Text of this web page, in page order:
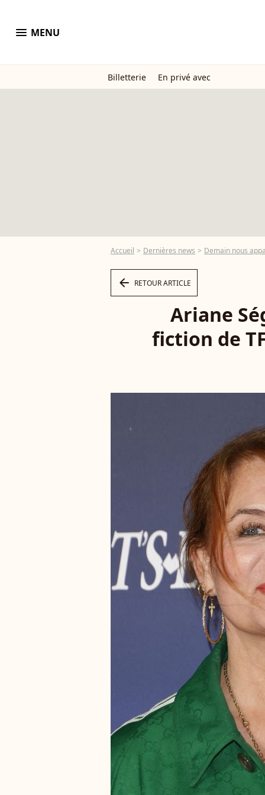
menu MENU
Billetterie En privé avec
Accueil Dernières news Demain nous
arrow_left RETOUR ARTICLE
Ariane
fiction de